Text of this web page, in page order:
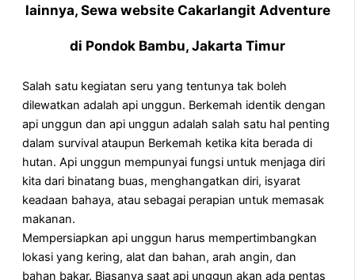
lainnya, Sewa website Cakarlangit Adventure
di Pondok Bambu, Jakarta Timur
Salah satu kegiatan seru yang tentunya tak boleh
dilewatkan adalah api unggun. Berkemah identik dengan
api unggun dan api unggun adalah salah satu hal penting
dalam survival ataupun Berkemah ketika kita berada di
hutan. Api unggun mempunyai fungsi untuk menjaga diri
kita dari binatang buas, menghangatkan diri, isyarat
keadaan bahaya, atau sebagai perapian untuk memasak
makanan.
Mempersiapkan api unggun harus mempertimbangkan
lokasi yang kering, alat dan bahan, arah angin, dan
bahan bakar. Biasanya saat api unggun akan ada pentas